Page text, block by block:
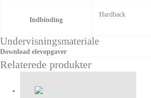
Indbinding
Hardback
Undervisningsmateriale
Download elevopgaver
Relaterede produkter